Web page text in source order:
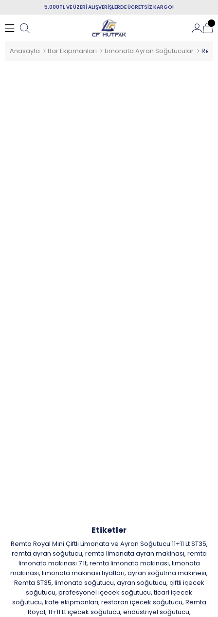
5.000TL VE ÜZERİ ALIŞVERİŞLERDE ÜCRETSİZ KARGO!
Anasayfa Bar Ekipmanları Limonata Ayran Soğutucular
Etiketler
Remta Royal Mini Çiftli Limonata ve Ayran Soğutucu 11+11 Lt ST35,
remta ayran soğutucu, remta limonata ayran makinası, remta
limonata makinası 7 lt, remta limonata makinası, limonata
makinası, limonata makinası fiyatları, ayran soğutma makinesi,
Remta ST35, limonata soğutucu, ayran soğutucu, çiftli içecek
soğutucu, profesyonel içecek soğutucu, ticari içecek
soğutucu, kafe ekipmanları, restoran içecek soğutucu, Remta
Royal, 11+11 Lt içecek soğutucu, endüstriyel soğutucu,